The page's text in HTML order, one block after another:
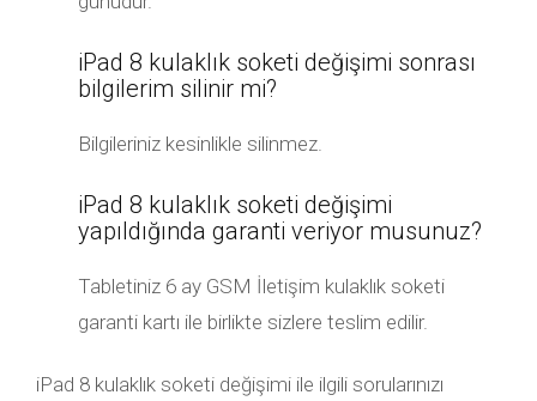
iPad 8 kulaklık soketi değişimi sonrası
bilgilerim silinir mi?
Bilgileriniz kesinlikle silinmez.
iPad 8 kulaklık soketi değişimi
yapıldığında garanti veriyor musunuz?
Tabletiniz 6 ay GSM İletişim kulaklık soketi
garanti kartı ile birlikte sizlere teslim edilir.
iPad 8 kulaklık soketi değişimi ile ilgili sorularınızı